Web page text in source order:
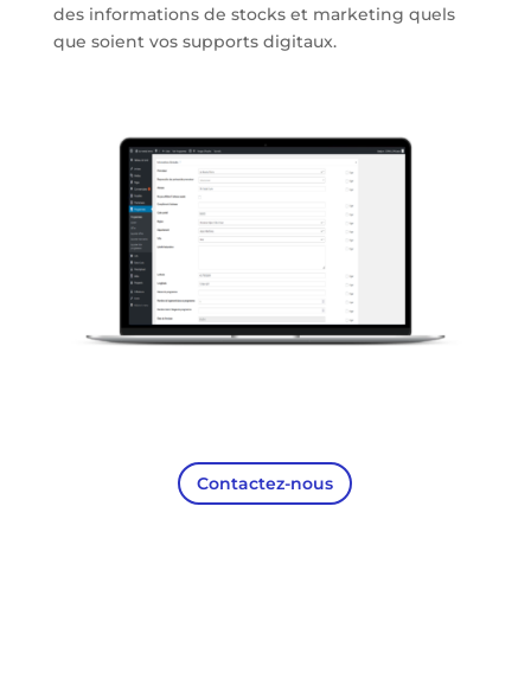
des informations de stocks et marketing quels
que soient vos supports digitaux.
Contactez-nous